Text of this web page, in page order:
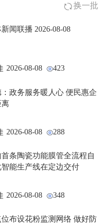
换一批
闻联播 2026-08-08
2026-08-08 423
政务服务暖人心 便民惠企
离
2026-08-08 288
首条陶瓷功能膜管全流程自
能生产线在定边交付
2026-08-08 348
位布设花粉监测网络 做好防